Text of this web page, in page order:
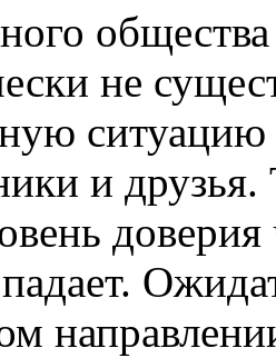
не
ситуацию
и друзья.